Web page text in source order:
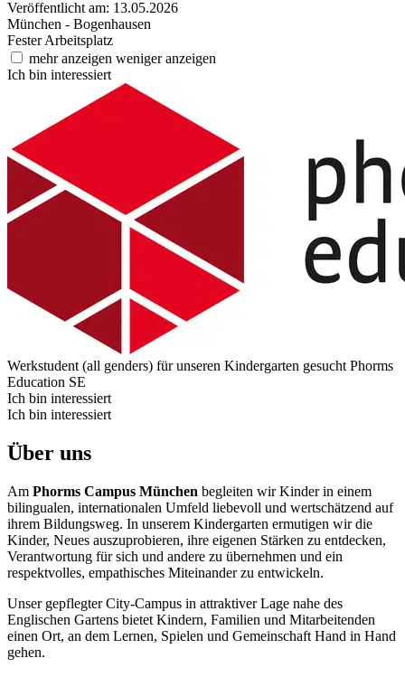
Veröffentlicht am: 13.05.2026
München - Bogenhausen
Fester Arbeitsplatz
mehr anzeigen weniger anzeigen
Ich bin interessiert
Werkstudent (all genders) für unseren Kindergarten gesucht Phorms
Education SE
Ich bin interessiert
Ich bin interessiert
Über uns
Am Phorms Campus München begleiten wir Kinder in einem
bilingualen, internationalen Umfeld liebevoll und wertschätzend auf
ihrem Bildungsweg. In unserem Kindergarten ermutigen wir die
Kinder, Neues auszuprobieren, ihre eigenen Stärken zu entdecken,
Verantwortung für sich und andere zu übernehmen und ein
respektvolles, empathisches Miteinander zu entwickeln.
Unser gepflegter City-Campus in attraktiver Lage nahe des
Englischen Gartens bietet Kindern, Familien und Mitarbeitenden
einen Ort, an dem Lernen, Spielen und Gemeinschaft Hand in Hand
gehen.